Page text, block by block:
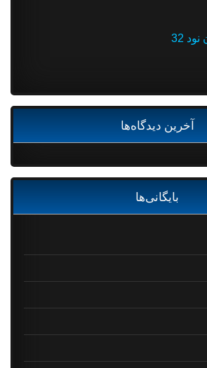
32
آخرین دیدگاه‌ها
بایگانی‌ها